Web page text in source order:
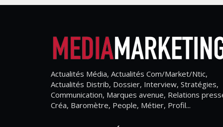
Actualités Média, Actualités Com/Market/Ntic,
Actualités Distrib, Dossier, Interview, Stratégies,
Communication, Marques avenue, Relations
Créa, Baromètre, People, Métier, Profil...